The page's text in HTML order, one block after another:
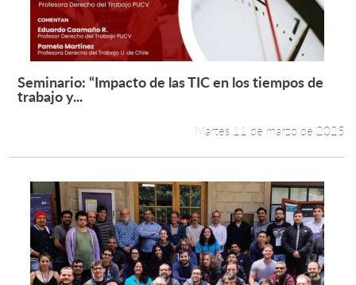
Leer más +
Seminario: “Impacto de las TIC en los tiempos de
trabajo y...
Martes 11 de marzo de 2025